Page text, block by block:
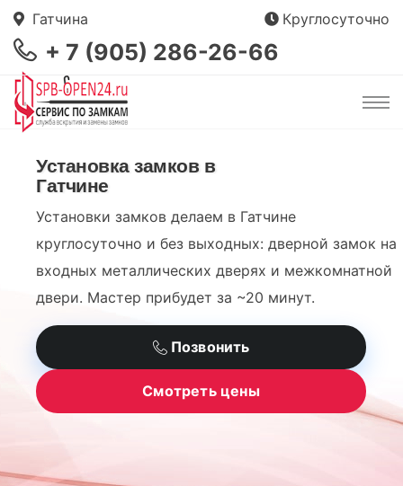
Гатчина Круглосуточно
+ 7 (905) 286-26-66
Установка замков в
Гатчине
Установки замков делаем в Гатчине
круглосуточно и без выходных: дверной замок на
входных металлических дверях и межкомнатной
двери. Мастер прибудет за ~20 минут.
Позвонить
Смотреть цены